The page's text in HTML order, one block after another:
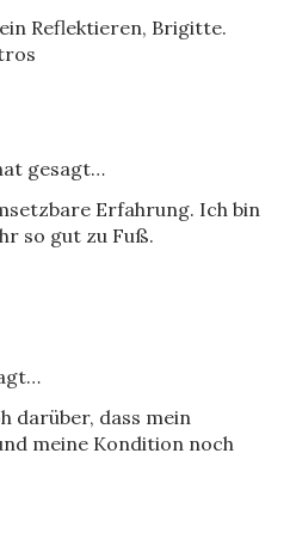
Reflektieren, Brigitte.
gesagt…
Erfahrung. Ich bin
so gut zu Fuß.
darüber, dass mein
meine Kondition noch